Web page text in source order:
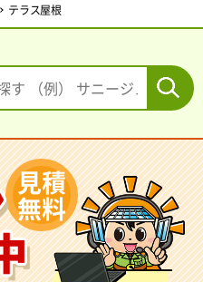
テラス屋根
見積
無料